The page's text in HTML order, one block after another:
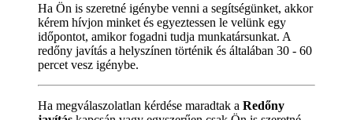
Ha Ön is szeretné igénybe venni a segítségünket, akkor
kérem hívjon minket és egyeztessen le velünk egy
időpontot, amikor fogadni tudja munkatársunkat. A
redőny javítás a helyszínen történik és általában 30 - 60
percet vesz igénybe.
Ha megválaszolatlan kérdése maradtak a Redőny